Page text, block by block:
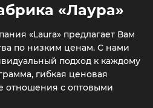
«Лаура»
«Laura» предлагает Вам
по низким ценам. С нами
подход к каждому
гибкая ценовая
отношения с оптовыми